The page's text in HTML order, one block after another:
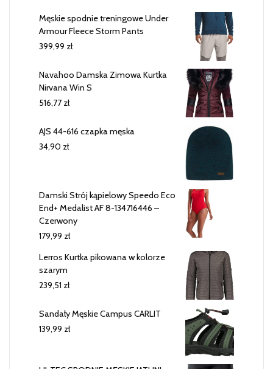
Męskie spodnie treningowe Under
Armour Fleece Storm Pants
399,99 zł
Navahoo Damska Zimowa Kurtka
Nirvana Win S
516,77 zł
AJS 44-616 czapka męska
34,90 zł
Damski Strój kąpielowy Speedo Eco
End+ Medalist AF 8-134716446 –
Czerwony
179,99 zł
Lerros Kurtka pikowana w kolorze
szarym
239,51 zł
Sandały Męskie Campus CARLIT
139,99 zł